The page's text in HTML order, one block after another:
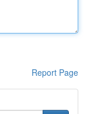
Report Page